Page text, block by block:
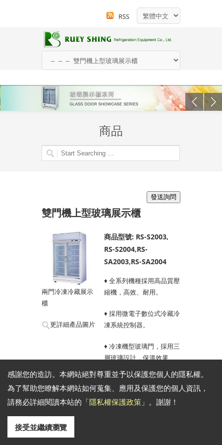
感謝您的造訪。本網站絕對尊重並予以保護您個人的隱私權。
為了幫助您瞭解本網站如何蒐集、應用及保護您的個人資訊，
請務必詳細閱讀本站的「隱私權保護政策 」。謝謝！
接受並繼續瀏覽
RSS
商品
雙門機上型玻璃展示櫃
兩門冷凍冷藏展示
櫃
更詳細產品圖片
商品型號: RS-S2003,
RS-S2004,RS-
SA2003,RS-SA2004
♦ 全系列機種採用高品質壓
縮機，高效、耐用。
♦ 採用微電子數位式冷藏冷
凍系統控制器。
♦ 冷凍機型玻璃門，採用三
層玻璃設計，保溫效果
佳，自動除霜功能不起
霧、不積水，呈現最佳商
品展示效果。